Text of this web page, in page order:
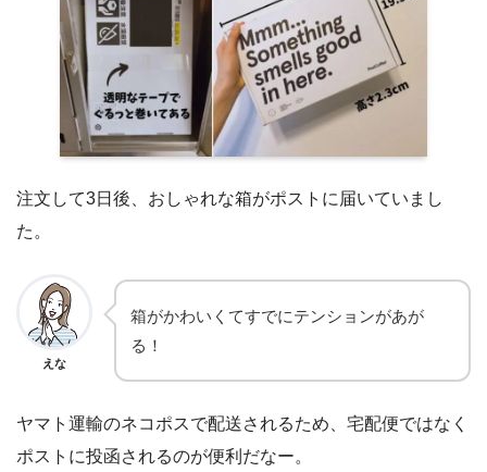
注文して3日後、おしゃれな箱がポストに届いていまし
た。
えな
箱がかわいくてすでにテンションがあが
る！
ヤマト運輸のネコポスで配送されるため、宅配便ではなく
ポストに投函されるのが便利だなー。